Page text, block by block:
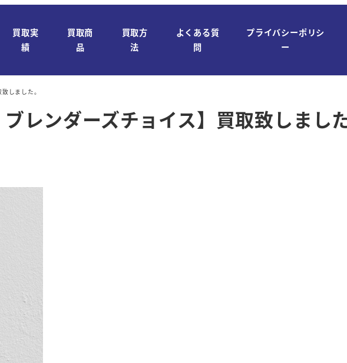
買取実
績
買取商
品
買取方
法
よくある質
問
プライバシーポリシ
ー
しました。
レンダーズチョイス】買取致しました